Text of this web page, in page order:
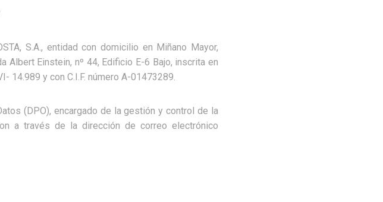
S.A., entidad con domicilio en Miñano Mayor,
Albert Einstein, nº 44, Edificio E-6 Bajo, inscrita en
14.989 y con C.I.F. número A-01473289.
(DPO), encargado de la gestión y control de la
a través de la dirección de correo electrónico